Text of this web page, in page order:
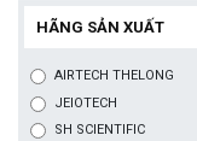
HÃNG SẢN XUẤT
AIRTECH THELONG
JEIOTECH
SH SCIENTIFIC